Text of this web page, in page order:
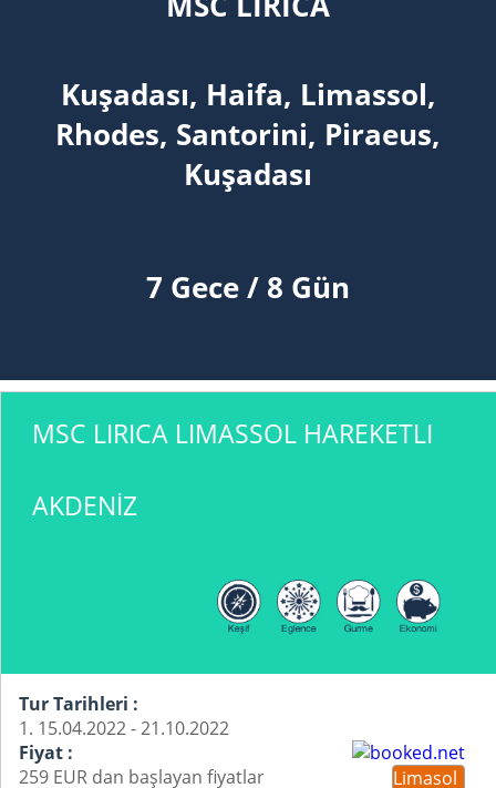
Kuşadası, Haifa, Limassol,
Rhodes, Santorini, Piraeus,
Kuşadası
7 Gece / 8 Gün
MSC LIRICA LIMASSOL HAREKETLI
AKDENİZ
Tur Tarihleri :
1. 15.04.2022 - 21.10.2022
Fiyat :
259 EUR dan başlayan fiyatlar
Limasol